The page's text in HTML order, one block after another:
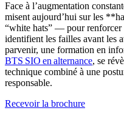
Face à l’augmentation
misent aujourd’hui sur les
“white hats” — pour renforcer
identifient les failles avant les
parvenir, une formation en
BTS SIO en alternance, se
technique combiné à une
responsable.
Recevoir la brochure